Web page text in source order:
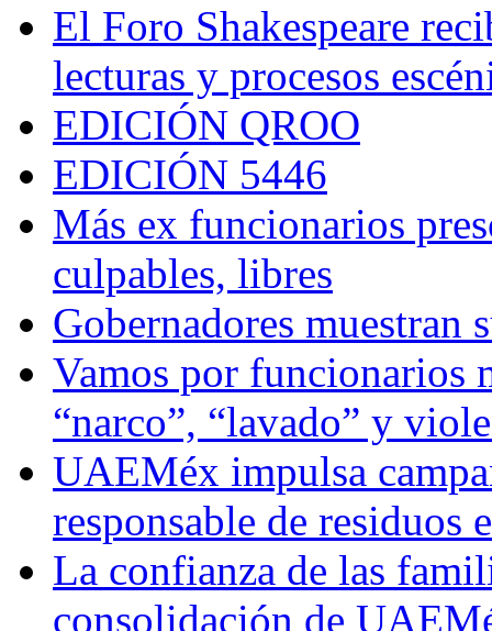
El Foro Shakespeare
lecturas y procesos
EDICIÓN QROO
EDICIÓN 5446
Más ex funcionarios
culpables, libres
Gobernadores muestran
Vamos por funcionarios
“narco”, “lavado” y
UAEMéx impulsa
responsable de residuos
La confianza de las
consolidación de